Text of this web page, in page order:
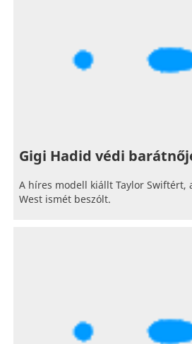
Gigi Hadid védi
A híres modell kiállt Taylor Swiftért,
West ismét beszólt.